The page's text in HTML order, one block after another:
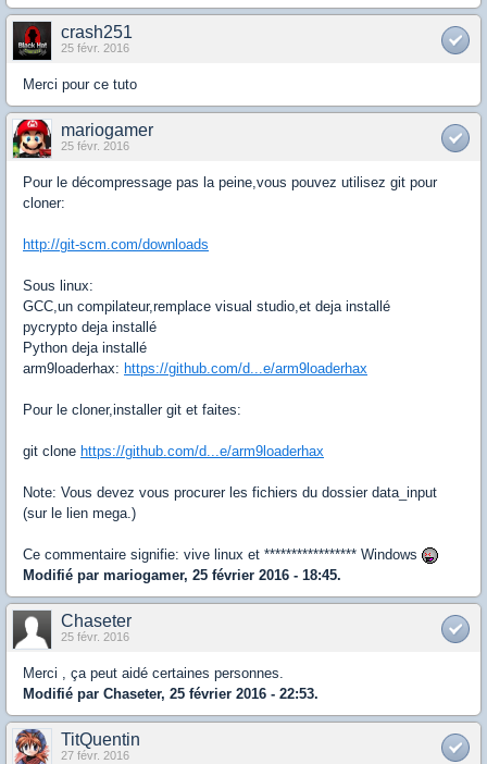
crash251
25 févr. 2016
Merci pour ce tuto
mariogamer
25 févr. 2016
Pour le décompressage pas la peine,vous pouvez utilisez git pour
cloner:
http://git-scm.com/downloads
Sous linux:
GCC,un compilateur,remplace visual studio,et deja installé
pycrypto deja installé
Python deja installé
arm9loaderhax: https://github.com/d...e/arm9loaderhax
Pour le cloner,installer git et faites:
git clone https://github.com/d...e/arm9loaderhax
Note: Vous devez vous procurer les fichiers du dossier data_input
(sur le lien mega.)
Ce commentaire signifie: vive linux et ***************** Windows
Modifié par mariogamer, 25 février 2016 - 18:45.
Chaseter
25 févr. 2016
Merci , ça peut aidé certaines personnes.
Modifié par Chaseter, 25 février 2016 - 22:53.
TitQuentin
27 févr. 2016